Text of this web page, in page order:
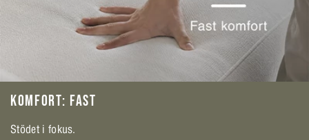
KOMFORT: FAST
Stödet i fokus.